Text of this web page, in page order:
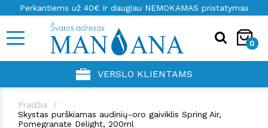
Perkantiems už 40€ ir daugiau NEMOKAMAS pristatymas
0
VERSLO KLIENTAMS
Pradžia
Skystas purškiamas audinių-oro gaiviklis Spring Air,
Pomegranate Delight, 200ml